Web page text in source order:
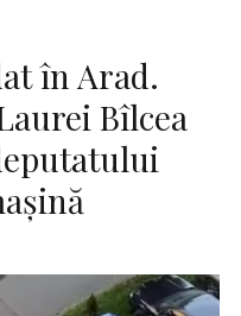
în Arad.
Bîlcea